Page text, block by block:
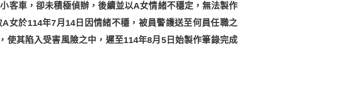
客車，卻未積極偵辦，後續並以A女情緒不穩定，無法製作
女於114年7月14日因情緒不穩，被員警護送至何員任職之
其陷入受害風險之中，遲至114年8月5日始製作筆錄完成